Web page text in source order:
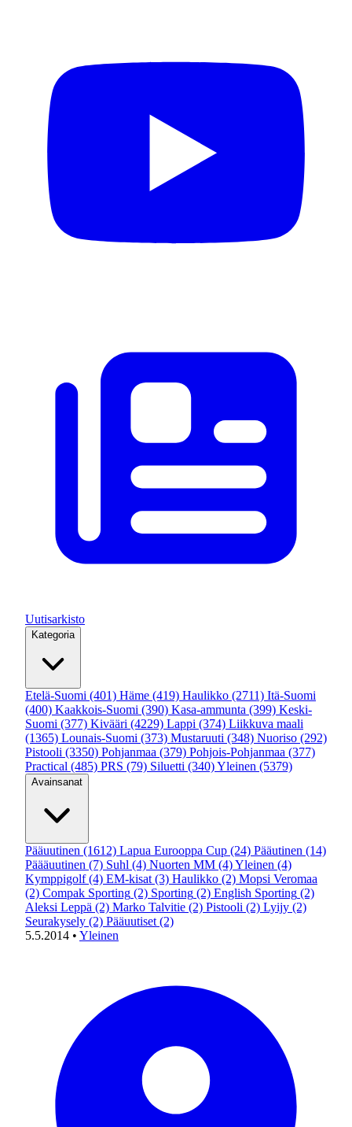
Uutisarkisto
Kategoria
Etelä-Suomi (401) Häme (419) Haulikko (2711) Itä-Suomi
(400) Kaakkois-Suomi (390) Kasa-ammunta (399) Keski-
Suomi (377) Kivääri (4229) Lappi (374) Liikkuva maali
(1365) Lounais-Suomi (373) Mustaruuti (348) Nuoriso (292)
Pistooli (3350) Pohjanmaa (379) Pohjois-Pohjanmaa (377)
Practical (485) PRS (79) Siluetti (340)Yleinen (5379)
Avainsanat
Pääuutinen (1612) Lapua Eurooppa Cup (24) Pääutinen (14)
Päääuutinen (7) Suhl (4) Nuorten MM (4)Yleinen (4)
Kymppigolf (4) EM-kisat (3) Haulikko (2) Mopsi Veromaa
(2) Compak Sporting (2) Sporting (2) English Sporting (2)
Aleksi Leppä (2) Marko Talvitie (2) Pistooli (2) Lyijy (2)
Seurakysely (2) Pääuutiset (2)
5.5.2014 • Yleinen